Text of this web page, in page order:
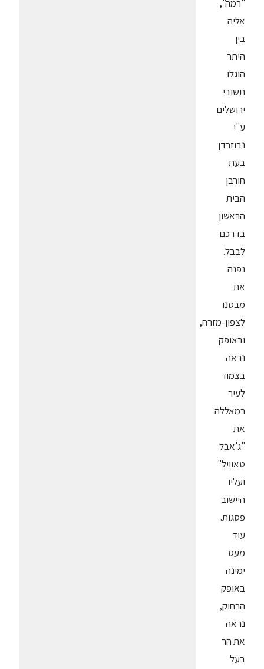
"רמה",
אליה
בין
היתר
הוגלו
תשובי
ירושלים
ע"י
נבוזרדן
בעת
חורבן
הבית
הראשון
בדרכם
לבבל.
נפנה
את
מבטנו
לצפון-מזרח,
ובאופק
נראה
בצמוד
לעיר
רמאללה
את
"ג'אבל
טאוויל"
ועליו
היישוב
פסגות.
עוד
מעט
ימינה
באופק
הרחוק,
נראה
את הר
בעל